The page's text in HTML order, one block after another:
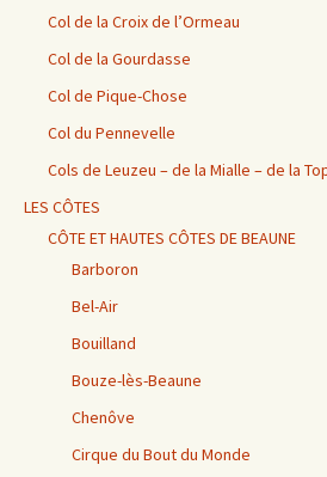
Col de la Croix de l’Ormeau
Col de la Gourdasse
Col de Pique-Chose
Col du Pennevelle
Cols de Leuzeu – de la Mialle – de la
LES CÔTES
CÔTE ET HAUTES CÔTES DE BEAUNE
Barboron
Bel-Air
Bouilland
Bouze-lès-Beaune
Chenôve
Cirque du Bout du Monde